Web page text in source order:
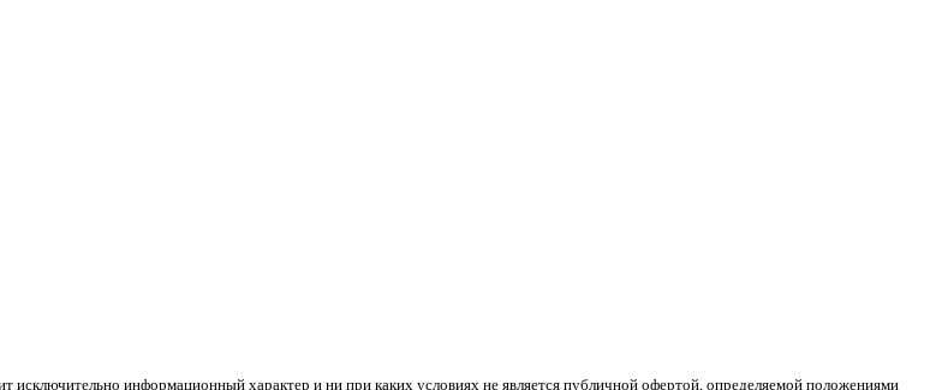
исключительно информационный характер и ни при каких условиях не является публичной офертой, определяемой положениями